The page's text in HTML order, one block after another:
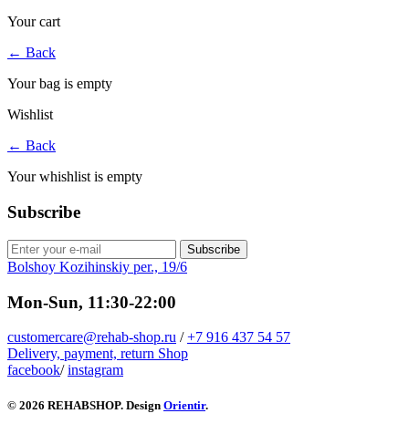
Your cart
← Back
Your bag is empty
Wishlist
← Back
Your whishlist is empty
Subscribe
Subscribe
Bolshoy Kozihinskiy per., 19/6
Mon-Sun, 11:30-22:00
customercare@rehab-shop.ru / +7 916 437 54 57
Delivery, payment, return Shop
facebook/instagram
© 2026 REHABSHOP. Design Orientir.